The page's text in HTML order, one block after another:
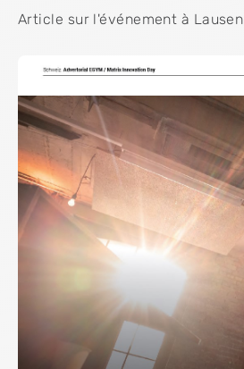
Article sur l'événement à Lausen